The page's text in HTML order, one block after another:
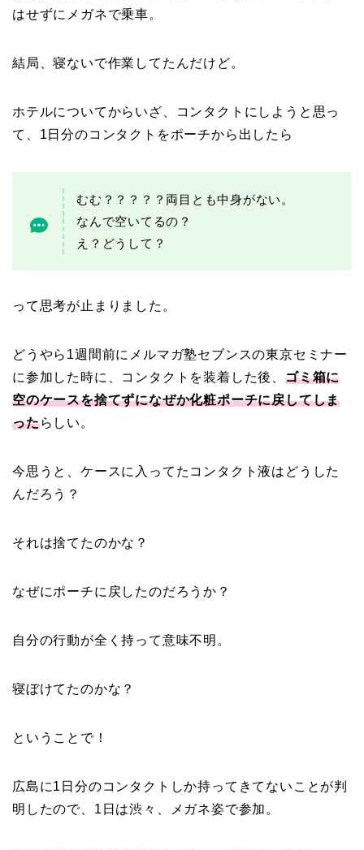
はせずにメガネで乗車。
結局、寝ないで作業してたんだけど。
ホテルについてからいざ、コンタクトにしようと思っ
て、1日分のコンタクトをポーチから出したら
むむ？？？？？両目とも中身がない。
なんで空いてるの？
え？どうして？
って思考が止まりました。
どうやら1週間前にメルマガ塾セブンスの東京セミナー
に参加した時に、コンタクトを装着した後、 ゴミ箱に
空のケースを捨てずになぜか化粧ポーチに戻してしま
ったらしい。
今思うと、ケースに入ってたコンタクト液はどうした
んだろう？
それは捨てたのかな？
なぜにポーチに戻したのだろうか？
自分の行動が全く持って意味不明。
寝ぼけてたのかな？
ということで！
広島に1日分のコンタクトしか持ってきてないことが判
明したので、1日は渋々、メガネ姿で参加。